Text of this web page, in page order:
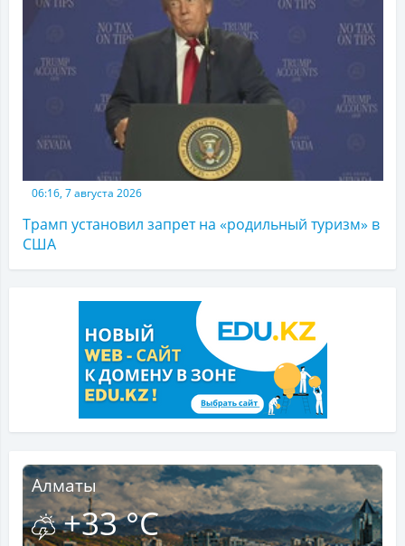
06:16, 7 августа 2026
Трамп установил запрет на «родильный туризм» в
США
Алматы
+33 °C